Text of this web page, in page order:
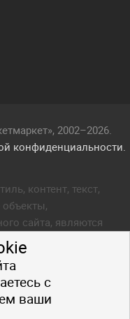
с
ваши
2002–2026.
конфиденциальности.
контент, текст,
сайта, являются
компании
контента, текста,
данного сайта